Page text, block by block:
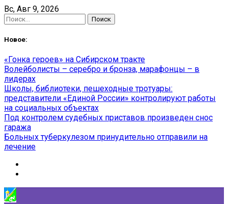
Skip
to
content
Вс, Авг 9, 2026
Найти:
Новое:
«Гонка героев» на Сибирском тракте
Волейболисты – серебро и бронза, марафонцы – в
лидерах
Школы, библиотеки, пешеходные тротуары:
представители «Единой России» контролируют работы
на социальных объектах
Под контролем судебных приставов произведен снос
гаража
Больных туберкулезом принудительно отправили на
лечение